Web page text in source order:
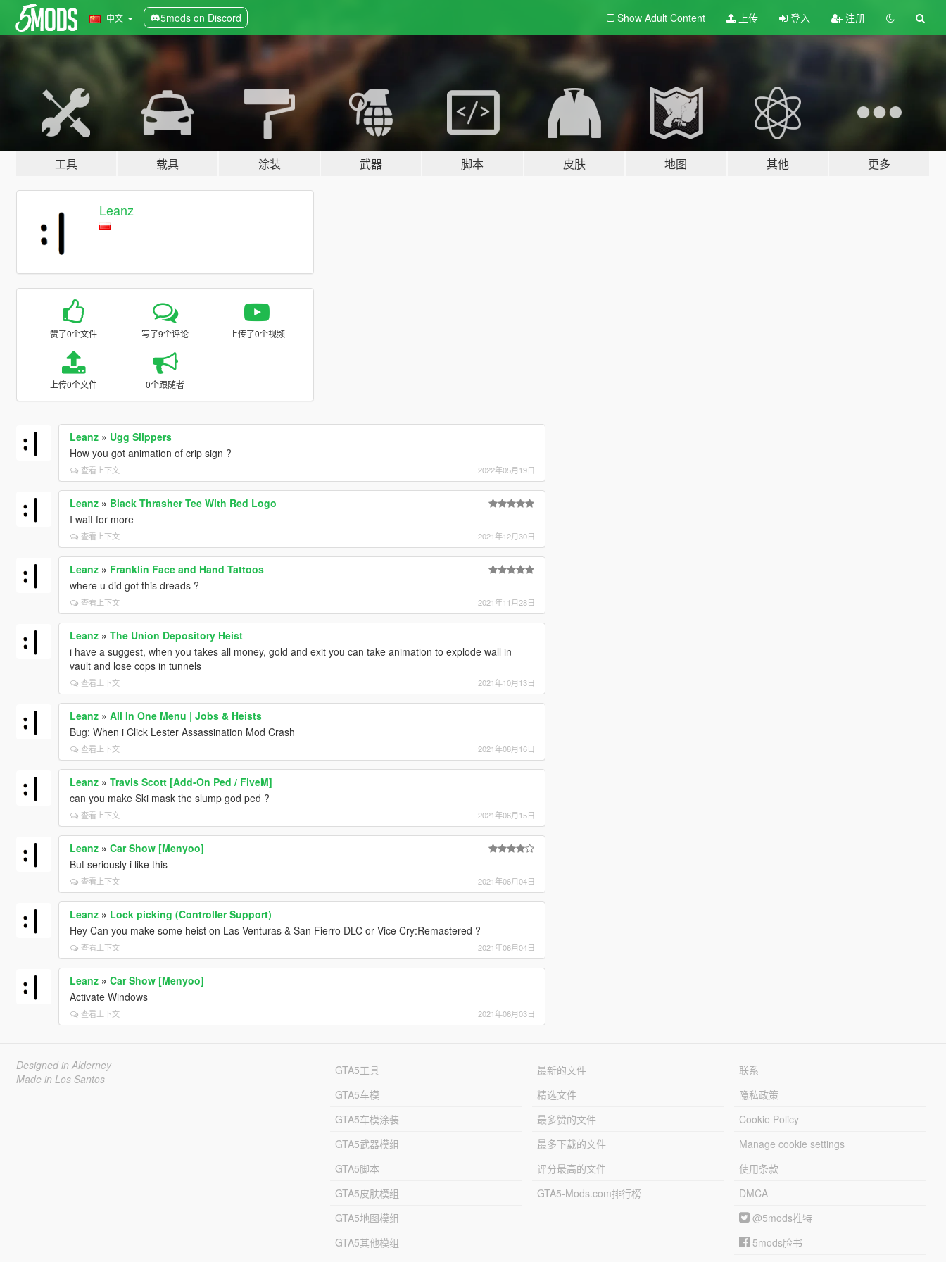
中文 5mods on Discord Show Adult Content 上传 登入 注册
工具 载具 涂装 武器 脚本 皮肤 地图 其他 更多
Leanz
赞了0个文件 写了9个评论 上传了0个视频
上传0个文件 0个跟随者
Leanz» Ugg Slippers
How you got animation of crip sign ?
查看上下文 2022年05月19日
Leanz» Black Thrasher Tee With Red Logo
I wait for more
查看上下文 2021年12月30日
Leanz» Franklin Face and Hand Tattoos
where u did got this dreads ?
查看上下文 2021年11月28日
Leanz» The Union Depository Heist
i have a suggest, when you takes all money, gold and exit you can take animation to explode wall in
vault and lose cops in tunnels
查看上下文 2021年10月13日
Leanz» All In One Menu | Jobs & Heists
Bug: When i Click Lester Assassination Mod Crash
查看上下文 2021年08月16日
Leanz» Travis Scott [Add-On Ped / FiveM]
can you make Ski mask the slump god ped ?
查看上下文 2021年06月15日
Leanz» Car Show [Menyoo]
But seriously i like this
查看上下文 2021年06月04日
Leanz» Lock picking (Controller Support)
Hey Can you make some heist on Las Venturas & San Fierro DLC or Vice Cry:Remastered ?
查看上下文 2021年06月04日
Leanz» Car Show [Menyoo]
Activate Windows
查看上下文 2021年06月03日
Designed in Alderney
Made in Los Santos
GTA5工具
GTA5车模
GTA5车模涂装
GTA5武器模组
GTA5脚本
GTA5皮肤模组
GTA5地图模组
GTA5其他模组
最新的文件
精选文件
最多赞的文件
最多下载的文件
评分最高的文件
GTA5-Mods.com排行榜
联系
隐私政策
Cookie Policy
Manage cookie settings
使用条款
DMCA
@5mods推特
5mods脸书